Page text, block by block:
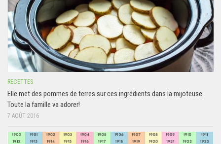
RECETTES
Elle met des pommes de terres sur ces ingrédients dans la mijoteuse.
Toute la famille va adorer!
7 AOÛT 2016